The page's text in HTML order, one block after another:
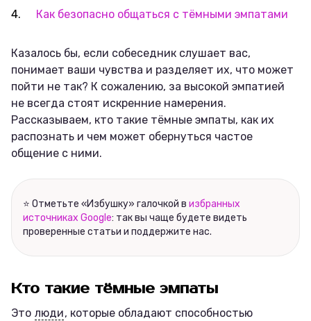
Как безопасно общаться с тёмными эмпатами
Казалось бы, если собеседник слушает вас,
понимает ваши чувства и разделяет их, что может
пойти не так? К сожалению, за высокой эмпатией
не всегда стоят искренние намерения.
Рассказываем, кто такие тёмные эмпаты, как их
распознать и чем может обернуться частое
общение с ними.
⭐ Отметьте «Избушку» галочкой в избранных
источниках Google: так вы чаще будете видеть
проверенные статьи и поддержите нас.
Кто такие тёмные эмпаты
Это люди, которые обладают способностью